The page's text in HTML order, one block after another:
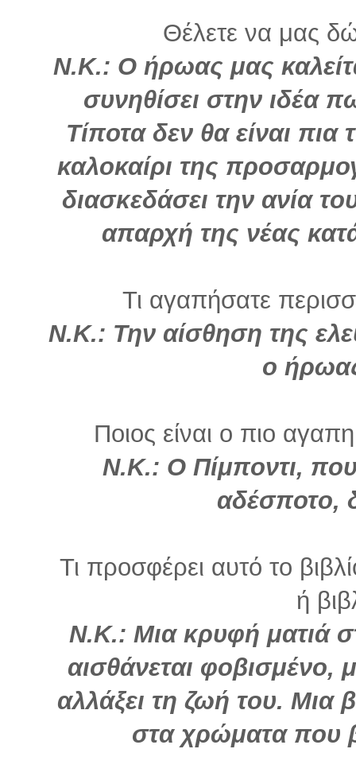
Θέλετε να μας
Ν.Κ.: Ο ήρωας μας
συνηθίσει στην ιδέα
Τίποτα δεν θα είναι πια
καλοκαίρι της
διασκεδάσει την ανία
απαρχή της νέας
Τι αγαπήσατε
Ν.Κ.: Την αίσθηση της
ο
Ποιος είναι ο πιο
Ν.Κ.: Ο Πίμποντι,
αδέσποτο,
Τι προσφέρει αυτό το
ή
Ν.Κ.: Μια κρυφή ματιά
αισθάνεται
αλλάξει τη ζωή του. Μια
στα χρώματα που